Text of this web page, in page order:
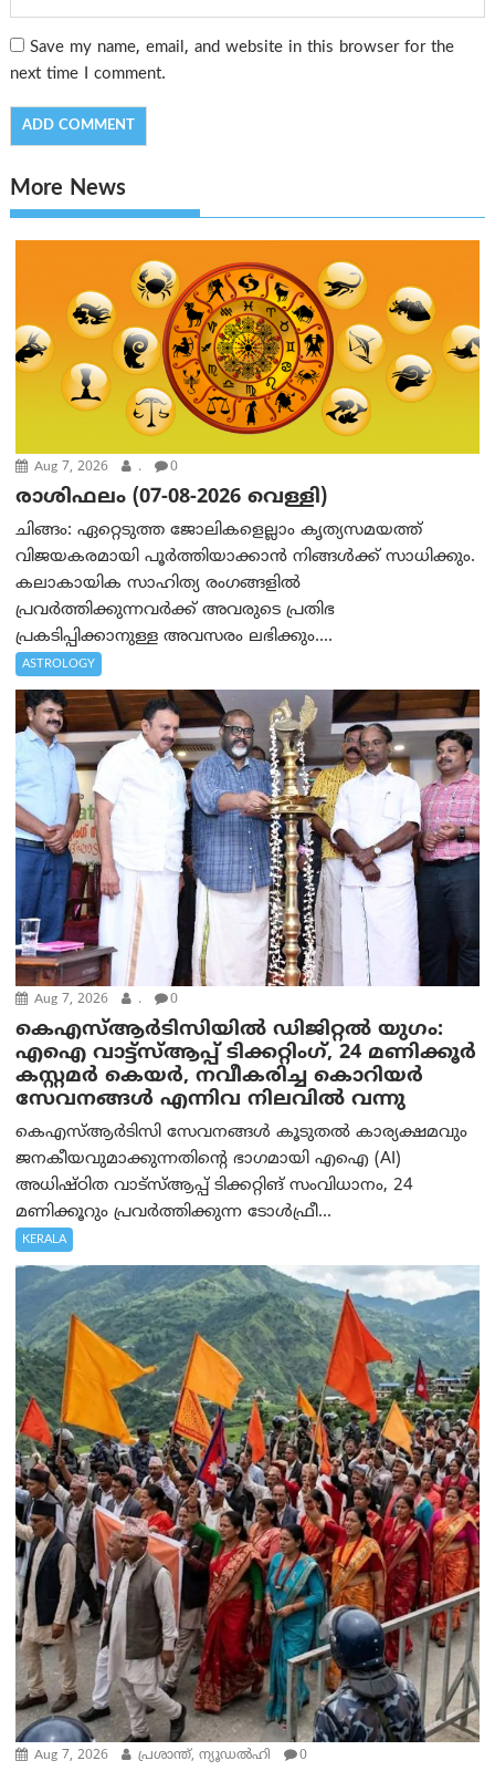
Save my name, email, and website in this browser for the
next time I comment.
More News
Aug 7, 2026 . 0
രാശിഫലം (07-08-2026 വെള്ളി)
ചിങ്ങം: ഏറ്റെടുത്ത ജോലികളെല്ലാം കൃത്യസമയത്ത്
വിജയകരമായി പൂര്‍ത്തിയാക്കാന്‍ നിങ്ങള്‍ക്ക് സാധിക്കും.
കലാകായിക സാഹിത്യ രംഗങ്ങളില്‍
പ്രവര്‍ത്തിക്കുന്നവര്‍ക്ക് അവരുടെ പ്രതിഭ
പ്രകടിപ്പിക്കാനുള്ള അവസരം ലഭിക്കും....
ASTROLOGY
Aug 7, 2026 . 0
കെഎസ്ആർടിസിയിൽ ഡിജിറ്റൽ യുഗം:
എഐ വാട്ട്‌സ്ആപ്പ് ടിക്കറ്റിംഗ്, 24 മണിക്കൂർ
കസ്റ്റമർ കെയർ, നവീകരിച്ച കൊറിയർ
സേവനങ്ങൾ എന്നിവ നിലവിൽ വന്നു
കെഎസ്ആർടിസി സേവനങ്ങൾ കൂടുതൽ കാര്യക്ഷമവും
ജനകീയവുമാക്കുന്നതിന്റെ ഭാഗമായി എഐ (AI)
അധിഷ്ഠിത വാട്‌സ്ആപ്പ് ടിക്കറ്റിങ് സംവിധാനം, 24
മണിക്കൂറും പ്രവർത്തിക്കുന്ന ടോൾഫ്രീ...
KERALA
Aug 7, 2026 പ്രശാന്ത്, ന്യൂഡല്‍ഹി 0